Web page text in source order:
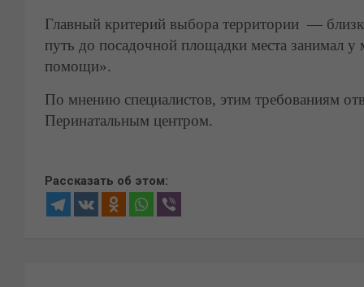
Главный критерий выбора территории —
путь до посадочной площадки места занимал
помощи».
По мнению специалистов, этим требованиям
Перинатальным центром.
Рассказать об этом: